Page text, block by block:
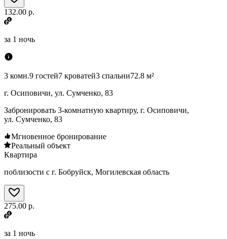
132.00 р.
за 1 ночь
3 комн.9 гостей7 кроватей3 спальни72.8 м²
г. Осиповичи, ул. Сумченко, 83
Забронировать 3-комнатную квартиру, г. Осиповичи,
ул. Сумченко, 83
Мгновенное бронирование
Реальный объект
Квартира
поблизости с г. Бобруйск, Могилевская область
275.00 р.
за 1 ночь